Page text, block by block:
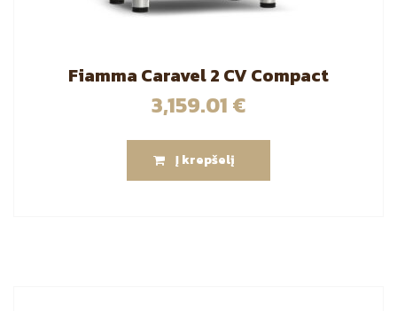
Fiamma Caravel 2 CV Compact
3,159.01 €
Į krepšelį